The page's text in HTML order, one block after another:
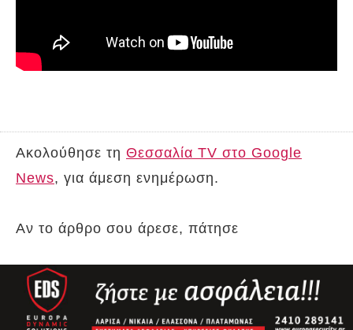
Ακολούθησε τη Θεσσαλία TV στο Google
News, για άμεση ενημέρωση.
Αν το άρθρο σου άρεσε, πάτησε